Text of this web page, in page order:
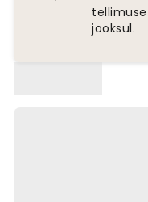
jooksul.